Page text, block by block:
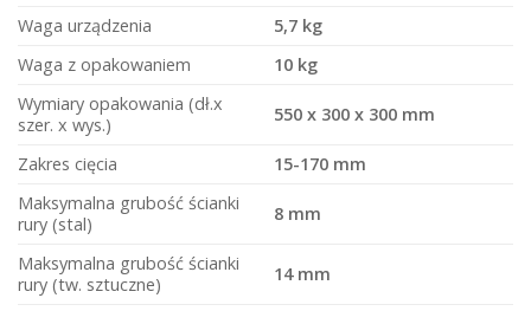
Waga urządzenia
5,7 kg
Waga z opakowaniem
10 kg
Wymiary opakowania (dł.x
szer. x wys.)
550 x 300 x 300 mm
Zakres cięcia
15-170 mm
Maksymalna grubość ścianki
rury (stal)
8 mm
Maksymalna grubość ścianki
rury (tw. sztuczne)
14 mm